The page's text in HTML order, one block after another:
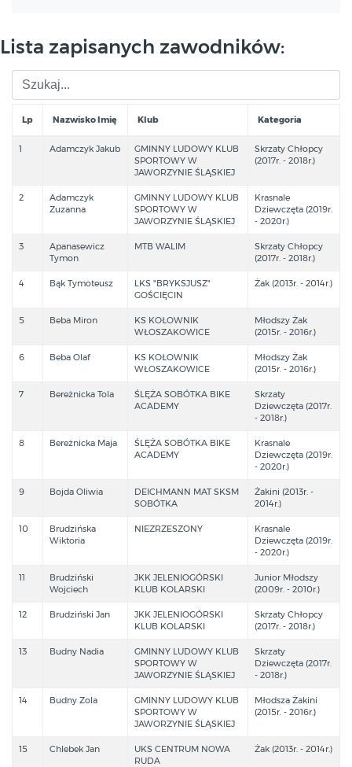
Lista zapisanych zawodników:
Lp Nazwisko Imię Klub Kategoria
1 Adamczyk Jakub
GMINNY LUDOWY KLUB
SPORTOWY W
JAWORZYNIE ŚLĄSKIEJ
Skrzaty Chłopcy
(2017r. - 2018r.)
2
Adamczyk
Zuzanna
GMINNY LUDOWY KLUB
SPORTOWY W
JAWORZYNIE ŚLĄSKIEJ
Krasnale
Dziewczęta (2019r.
- 2020r.)
3
Apanasewicz
Tymon
MTB WALIM
Skrzaty Chłopcy
(2017r. - 2018r.)
4 Bąk Tymoteusz
LKS "BRYKSJUSZ"
GOŚCIĘCIN
Żak (2013r. - 2014r.)
5 Beba Miron
KS KOŁOWNIK
WŁOSZAKOWICE
Młodszy Żak
(2015r. - 2016r.)
6 Beba Olaf
KS KOŁOWNIK
WŁOSZAKOWICE
Młodszy Żak
(2015r. - 2016r.)
7 Bereżnicka Tola
ŚLĘŻA SOBÓTKA BIKE
ACADEMY
Skrzaty
Dziewczęta (2017r.
- 2018r.)
8 Bereżnicka Maja
ŚLĘŻA SOBÓTKA BIKE
ACADEMY
Krasnale
Dziewczęta (2019r.
- 2020r.)
9 Bojda Oliwia
DEICHMANN MAT SKSM
SOBÓTKA
Żakini (2013r. -
2014r.)
10
Brudzińska
Wiktoria
NIEZRZESZONY
Krasnale
Dziewczęta (2019r.
- 2020r.)
11
Brudziński
Wojciech
JKK JELENIOGÓRSKI
KLUB KOLARSKI
Junior Młodszy
(2009r. - 2010r.)
12 Brudziński Jan
JKK JELENIOGÓRSKI
KLUB KOLARSKI
Skrzaty Chłopcy
(2017r. - 2018r.)
13 Budny Nadia
GMINNY LUDOWY KLUB
SPORTOWY W
JAWORZYNIE ŚLĄSKIEJ
Skrzaty
Dziewczęta (2017r.
- 2018r.)
14 Budny Zola
GMINNY LUDOWY KLUB
SPORTOWY W
JAWORZYNIE ŚLĄSKIEJ
Młodsza Żakini
(2015r. - 2016r.)
15 Chlebek Jan
UKS CENTRUM NOWA
RUDA
Żak (2013r. - 2014r.)